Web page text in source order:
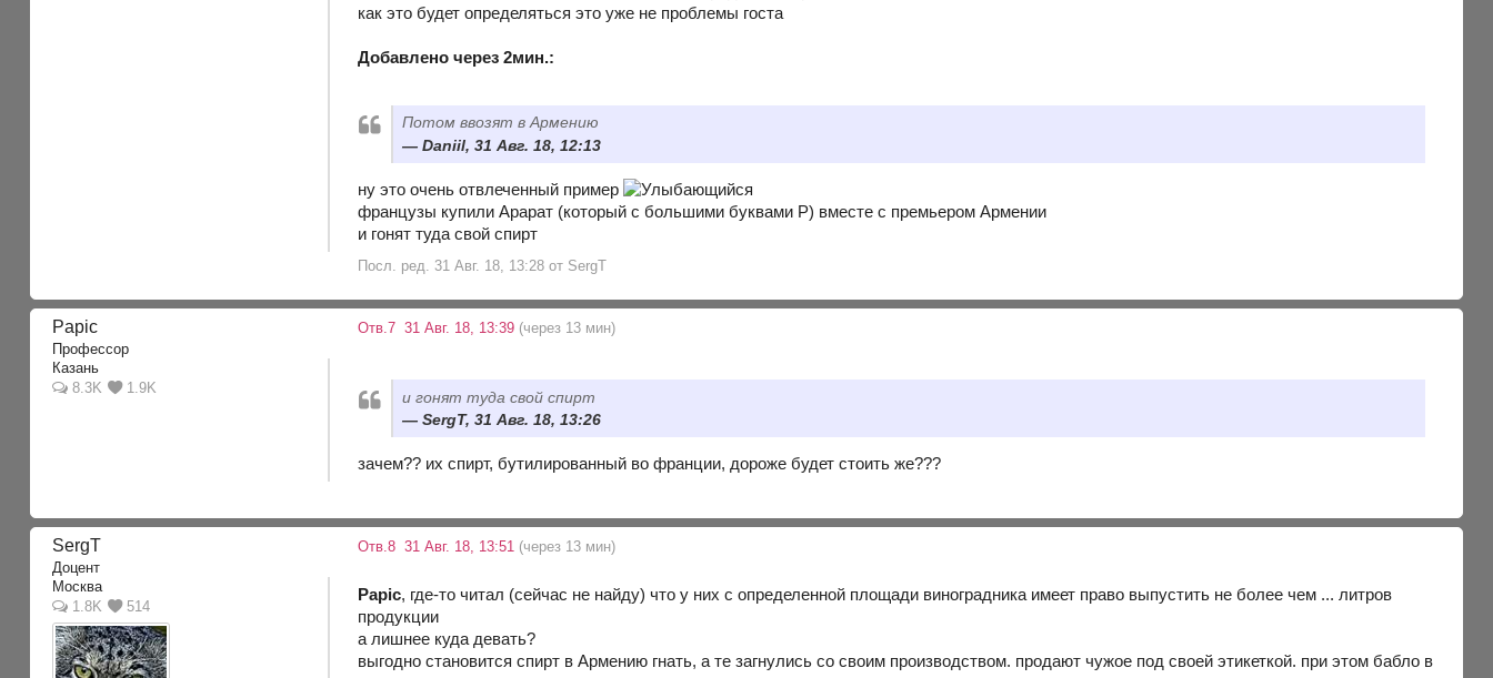
как это будет определяться это уже не проблемы госта
Добавлено через 2мин.:
Потом ввозят в Армению
Daniil, 31 Авг. 18, 12:13
ну это очень отвлеченный пример
французы купили Арарат (который с большими буквами Р) вместе с премьером Армении
и гонят туда свой спирт
Посл. ред. 31 Авг. 18, 13:28 от SergT
Papic
Профессор
Казань
8.3K
1.9K
Отв.7 31 Авг. 18, 13:39 (через 13 мин)
и гонят туда свой спирт
SergT, 31 Авг. 18, 13:26
зачем?? их спирт, бутилированный во франции, дороже будет стоить же???
SergT
Доцент
Москва
1.8K
514
Отв.8 31 Авг. 18, 13:51 (через 13 мин)
Papic, где-то читал (сейчас не найду) что у них с определенной площади виноградника имеет право выпустить не более чем ... литров
продукции
а лишнее куда девать?
выгодно становится спирт в Армению гнать, а те загнулись со своим производством. продают чужое под своей этикеткой. при этом бабло в